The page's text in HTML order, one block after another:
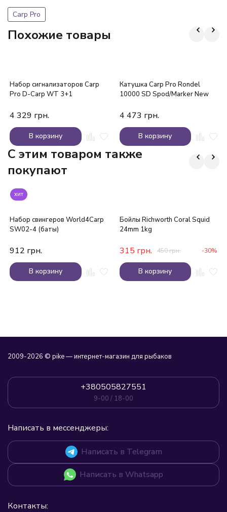
Carp Pro
Похожие товары
Набор сигнализаторов Carp
Pro D-Carp WT 3+1
4 329 грн.
В корзину
Катушка Carp Pro Rondel
10000 SD Spod/Marker New
4 473 грн.
В корзину
C этим товаром также
покупают
хит
Набор свингеров World4Carp
SW02-4 (баты)
912 грн.
В корзину
Бойлы Richworth Coral Squid
24mm 1kg
315 грн. 450грн. -30%
В корзину
2009-2026 © pike — интернет-магазин для рыбаков
+380505827551
9-00 / 18-00
Написать в мессенджеры:
Написать в Telegram
Написать в Whatsapp
Контакты: